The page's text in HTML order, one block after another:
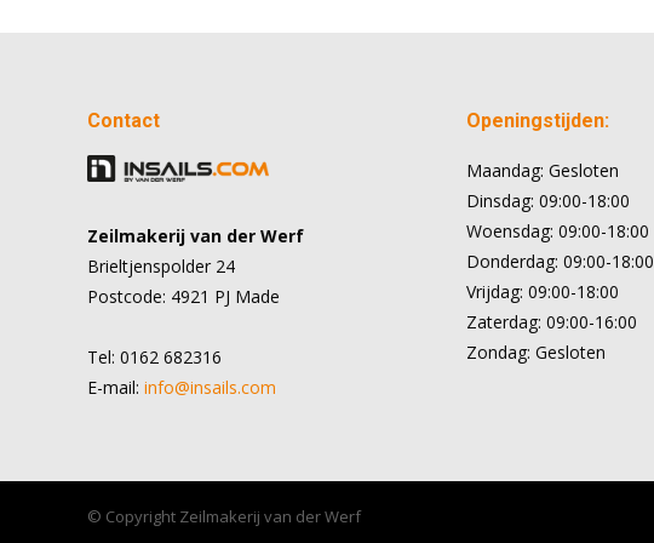
Contact
Zeilmakerij van der Werf
Brieltjenspolder 24
Postcode: 4921 PJ Made
Tel: 0162 682316
E-mail: info@insails.com
Openingstijden:
Maandag: Gesloten
Dinsdag: 09:00-18:00
Woensdag: 09:00-18:00
Donderdag: 09:00-18:00
Vrijdag: 09:00-18:00
Zaterdag: 09:00-16:00
Zondag: Gesloten
© Copyright Zeilmakerij van der Werf